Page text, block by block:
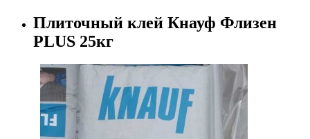
Плиточный клей Кнауф Флизен
PLUS 25кг